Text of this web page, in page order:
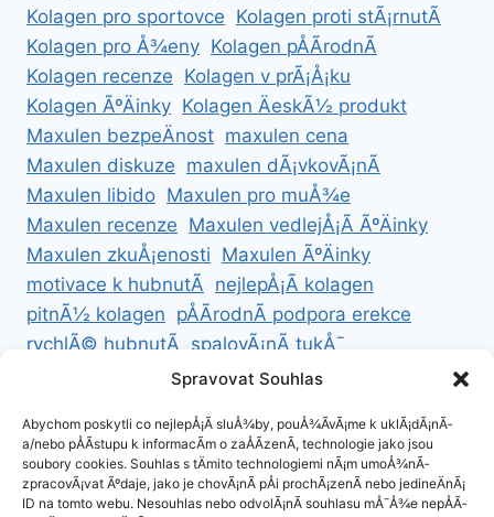
Kolagen pro sportovce Kolagen proti stÃ¡rnutÃ­
Kolagen pro Å¾eny Kolagen pÅÃ­rodnÃ­
Kolagen recenze Kolagen v prÃ¡Å¡ku
Kolagen ÃºÄinky Kolagen ÄeskÃ½ produkt
Maxulen bezpeÄnost maxulen cena
Maxulen diskuze maxulen dÃ¡vkovÃ¡nÃ­
Maxulen libido Maxulen pro muÅ¾e
Maxulen recenze Maxulen vedlejÅ¡Ã­ ÃºÄinky
Maxulen zkuÅ¡enosti Maxulen ÃºÄinky
motivace k hubnutÃ­ nejlepÅ¡Ã­ kolagen
pitnÃ½ kolagen pÅÃ­rodnÃ­ podpora erekce
rychlÃ© hubnutÃ­ spalovÃ¡nÃ­ tukÅ¯
ZdravÃ© hubnutÃ­ ZdravÃ© recepty na hubnutÃ­
Spravovat Souhlas
Abychom poskytli co nejlepÅ¡Ã­ sluÅ¾by, pouÅ¾Ã­vÃ¡me k uklÃ¡dÃ¡nÃ­
a/nebo pÅÃ­stupu k informacÃ­m o zaÅÃ­zenÃ­, technologie jako jsou
soubory cookies. Souhlas s tÄmito technologiemi nÃ¡m umoÅ¾nÃ­
zpracovÃ¡vat Ãºdaje, jako je chovÃ¡nÃ­ pÅi prochÃ¡zenÃ­ nebo jedineÄnÃ¡
ID na tomto webu. Nesouhlas nebo odvolÃ¡nÃ­ souhlasu mÅ¯Å¾e nepÅÃ­